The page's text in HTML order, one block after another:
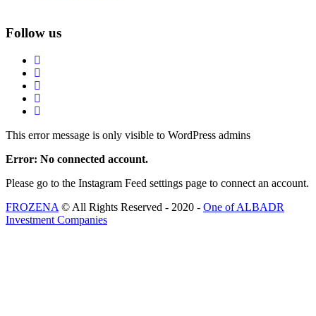
Follow us
This error message is only visible to WordPress admins
Error: No connected account.
Please go to the Instagram Feed settings page to connect an account.
FROZENA © All Rights Reserved - 2020 - One of ALBADR
Investment Companies